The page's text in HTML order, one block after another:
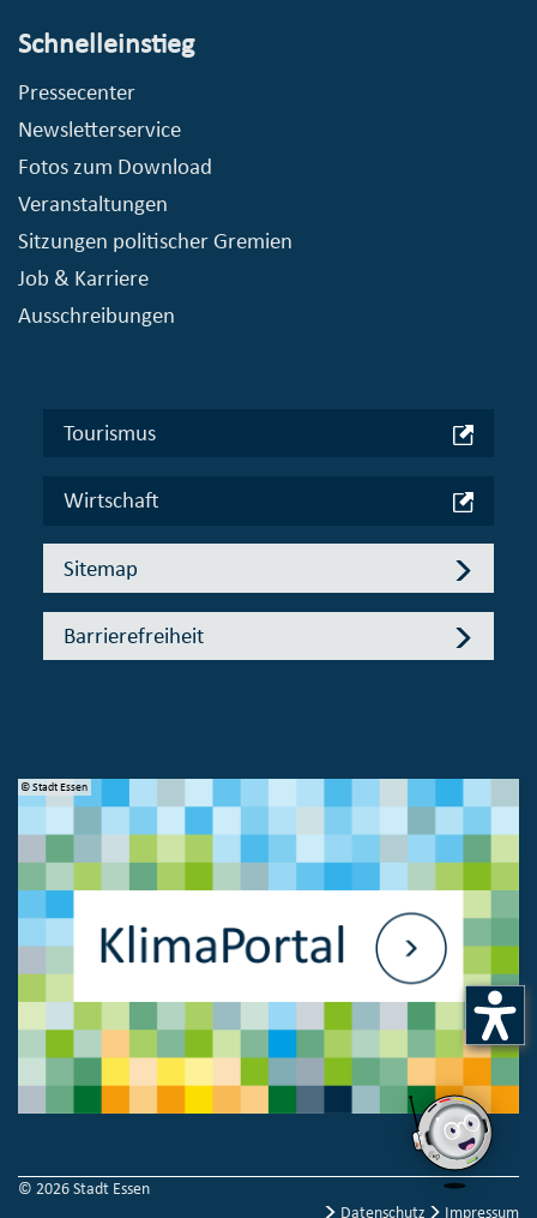
Schnelleinstieg
Pressecenter
Newsletterservice
Fotos zum Download
Veranstaltungen
Sitzungen politischer Gremien
Job & Karriere
Ausschreibungen
Tourismus
Wirtschaft
Sitemap
Barrierefreiheit
© Stadt Essen
© 2026 Stadt Essen
Datenschutz
Impressum